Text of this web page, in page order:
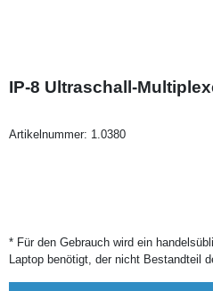
IP-8 Ultraschall-
Artikelnummer: 1.0380
* Für den Gebrauch wird ein
Laptop benötigt, der nicht Bestandteil